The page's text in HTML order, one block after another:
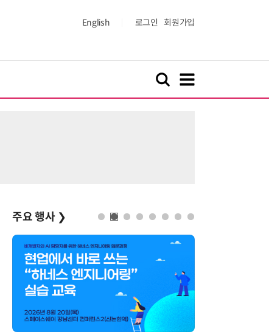
English 로그인 회원가입
주요 행사 ❯